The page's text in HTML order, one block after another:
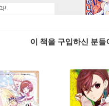
!
이 책을 구입하신 분